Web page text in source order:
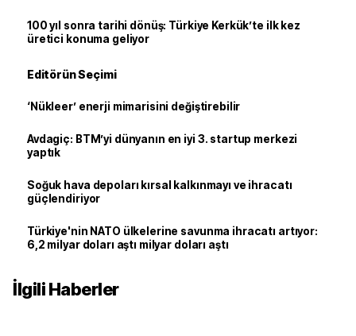
100 yıl sonra tarihi dönüş: Türkiye Kerkük’te ilk kez
üretici konuma geliyor
Editörün Seçimi
‘Nükleer’ enerji mimarisini değiştirebilir
Avdagiç: BTM’yi dünyanın en iyi 3. startup merkezi
yaptık
Soğuk hava depoları kırsal kalkınmayı ve ihracatı
güçlendiriyor
Türkiye'nin NATO ülkelerine savunma ihracatı artıyor:
6,2 milyar doları aştı milyar doları aştı
İlgili Haberler